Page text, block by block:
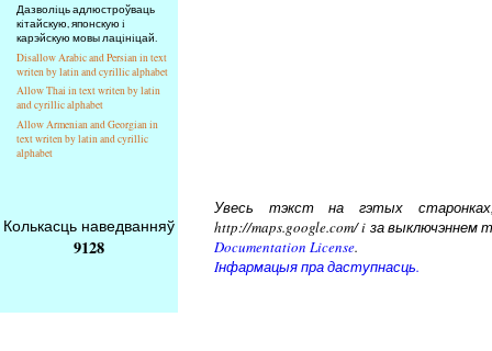
Дазволiць адлюстроўваць
кiтайскую, японскую i
карэйскую мовы лацiнiцай.
Disallow Arabic and Persian in text
writen by latin and cyrillic alphabet
Allow Thai in text writen by latin
and cyrillic alphabet
Allow Armenian and Georgian in
text writen by latin and cyrillic
alphabet
Колькасць наведванняў
9128
Увесь тэкст на гэтых
http://maps.google.com/ i за
Documentation License.
Iнфармацыя пра даступнасць.